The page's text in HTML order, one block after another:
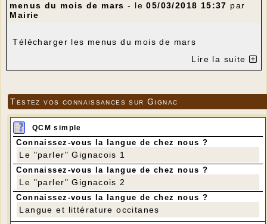
menus du mois de mars - le05/03/2018 15:37 par
Mairie
Télécharger les menus du mois de mars
Lire la suite
Testez vos connaissances sur Gignac
QCM simple
Connaissez-vous la langue de chez nous ?
Le "parler" Gignacois 1
Connaissez-vous la langue de chez nous ?
Le "parler" Gignacois 2
Connaissez-vous la langue de chez nous ?
Langue et littérature occitanes